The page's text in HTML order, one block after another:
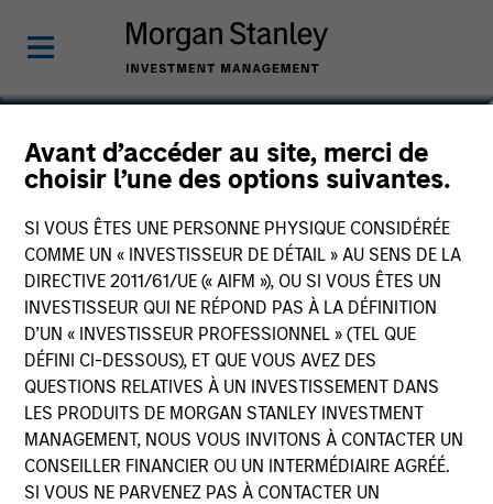
Avant d’accéder au site, merci de
choisir l’une des options suivantes.
SI VOUS ÊTES UNE PERSONNE PHYSIQUE CONSIDÉRÉE
COMME UN « INVESTISSEUR DE DÉTAIL » AU SENS DE LA
DIRECTIVE 2011/61/UE (« AIFM »), OU SI VOUS ÊTES UN
INVESTISSEUR QUI NE RÉPOND PAS À LA DÉFINITION
D’UN « INVESTISSEUR PROFESSIONNEL » (TEL QUE
DÉFINI CI-DESSOUS), ET QUE VOUS AVEZ DES
QUESTIONS RELATIVES À UN INVESTISSEMENT DANS
LES PRODUITS DE MORGAN STANLEY INVESTMENT
MANAGEMENT, NOUS VOUS INVITONS À CONTACTER UN
CONSEILLER FINANCIER OU UN INTERMÉDIAIRE AGRÉÉ.
SI VOUS NE PARVENEZ PAS À CONTACTER UN
Edward Riguardi, CFA
Executive Director